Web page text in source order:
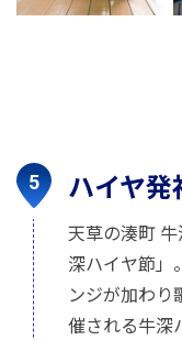
ハイヤ発
天草の湊町
深ハイヤ節」
ンジが加わり
催される牛深